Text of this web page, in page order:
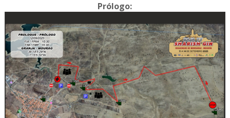
Prólogo: